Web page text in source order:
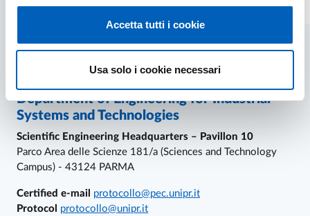
Accetta tutti i cookie
Usa solo i cookie necessari
References and contacts
Department of Engineering for Industrial
Systems and Technologies
Scientific Engineering Headquarters – Pavillon 10
Parco Area delle Scienze 181/a (Sciences and Technology
Campus) - 43124 PARMA
Certified e-mail protocollo@pec.unipr.it
Protocol protocollo@unipr.it